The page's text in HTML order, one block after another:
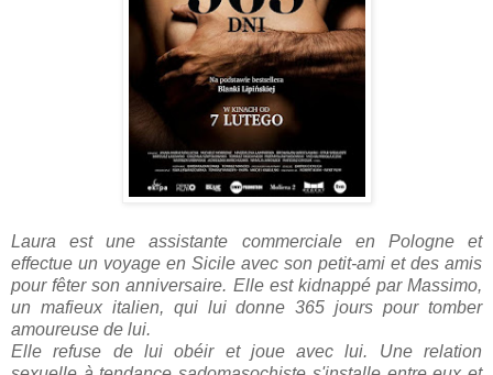
Laura est une assistante commerciale en Pologne et
effectue un voyage en Sicile avec son petit-ami et des amis
pour fêter son anniversaire. Elle est kidnappé par Massimo,
un mafieux italien, qui lui donne 365 jours pour tomber
amoureuse de lui.
Elle refuse de lui obéir et joue avec lui. Une relation